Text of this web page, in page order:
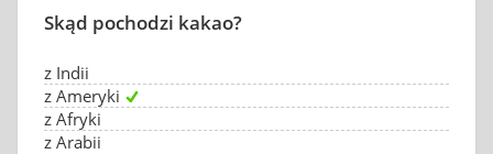
Skąd pochodzi kakao?
z Indii
z Ameryki
z Afryki
z Arabii